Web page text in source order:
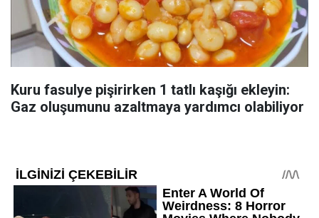
Kuru fasulye pişirirken 1 tatlı kaşığı ekleyin:
Gaz oluşumunu azaltmaya yardımcı olabiliyor